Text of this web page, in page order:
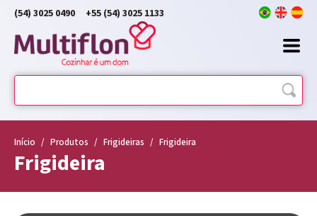
(54) 3025 0490 +55 (54) 3025 1133
Início / Produtos / Frigideiras / Frigideira
Frigideira